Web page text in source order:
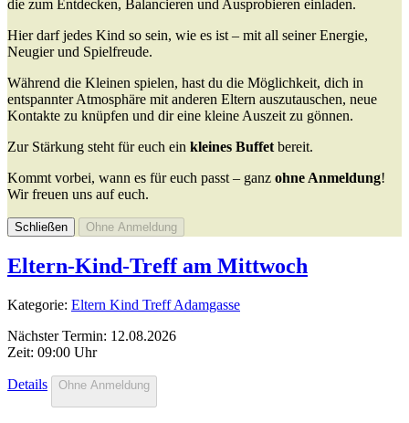
die zum Entdecken, Balancieren und Ausprobieren einladen.
Hier darf jedes Kind so sein, wie es ist – mit all seiner Energie,
Neugier und Spielfreude.
Während die Kleinen spielen, hast du die Möglichkeit, dich in
entspannter Atmosphäre mit anderen Eltern auszutauschen, neue
Kontakte zu knüpfen und dir eine kleine Auszeit zu gönnen.
Zur Stärkung steht für euch ein kleines Buffet bereit.
Kommt vorbei, wann es für euch passt – ganz ohne Anmeldung!
Wir freuen uns auf euch.
Schließen Ohne Anmeldung
Eltern-Kind-Treff am Mittwoch
Kategorie: Eltern Kind Treff Adamgasse
Nächster Termin: 12.08.2026
Zeit: 09:00 Uhr
Details Ohne Anmeldung